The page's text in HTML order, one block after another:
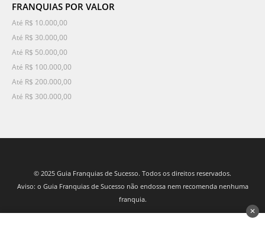
FRANQUIAS POR VALOR
Até R$ 10.000,00
Até R$ 30.000,00
Até R$ 50.000,00
Até R$ 100.000,00
Até R$ 200.000,00
Até R$ 300.000,00
© 2025 Guia Franquias de Sucesso. Todos os direitos reservados.
Aviso: o Guia Franquias de Sucesso não endossa nem recomenda nenhuma
franquia.
✕